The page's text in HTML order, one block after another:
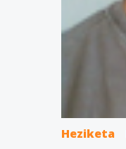
Heziketa